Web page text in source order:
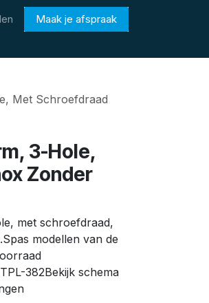
Maak je afspraak
Met Schroefdraad
3-Hole,
Zonder
met schroefdraad,
modellen van de
382Bekijk schema